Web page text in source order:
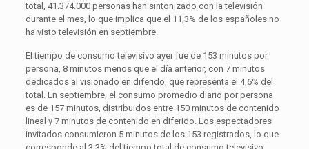
total, 41.374.000 personas han sintonizado con la televisión
durante el mes, lo que implica que el 11,3% de los españoles no
ha visto televisión en septiembre.
El tiempo de consumo televisivo ayer fue de 153 minutos por
persona, 8 minutos menos que el día anterior, con 7 minutos
dedicados al visionado en diferido, que representa el 4,6% del
total. En septiembre, el consumo promedio diario por persona
es de 157 minutos, distribuidos entre 150 minutos de contenido
lineal y 7 minutos de contenido en diferido. Los espectadores
invitados consumieron 5 minutos de los 153 registrados, lo que